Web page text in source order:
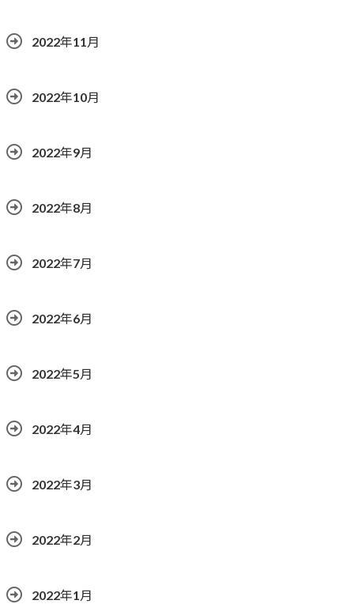
2022年11月
2022年10月
2022年9月
2022年8月
2022年7月
2022年6月
2022年5月
2022年4月
2022年3月
2022年2月
2022年1月